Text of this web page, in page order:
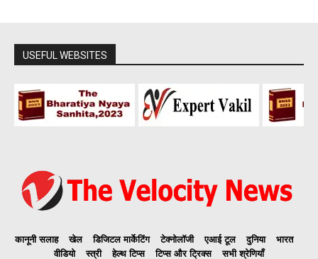
USEFUL WEBSITES
कानूनी सलाह खेल डिजिटल मार्केटिंग टेक्नोलॉजी एआई टूल दुनिया
भारत
वीडियो
स्त्री हेल्थ टिप्स टिप्स और ट्रिक्स सभी श्रेणियाँ